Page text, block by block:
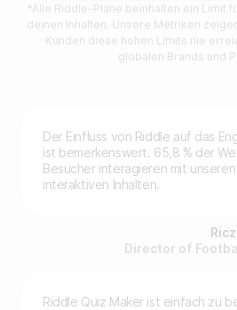
*Alle Riddle-Pläne beinhalten ein Limit
deinen Inhalten. Unsere Metriken
Kunden diese hohen Limits nie
globalen Brands und
Der Einfluss von Riddle auf das
ist bemerkenswert. 65,8 % der
Besucher interagieren mit unseren
interaktiven Inhalten.
Director of
Riddle Quiz Maker ist einfach zu